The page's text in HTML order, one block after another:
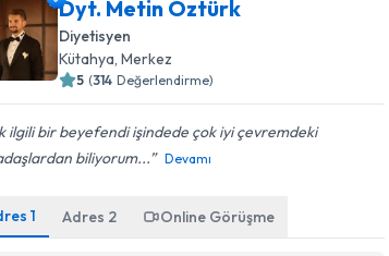
Dyt. Metin Öztürk
Diyetisyen
Kütahya,Merkez
5 (314 Değerlendirme)
ilgili bir beyefendi işindede çok iyi çevremdeki
biliyorum...
Devamı
1 Adres 2 Online Görüşme